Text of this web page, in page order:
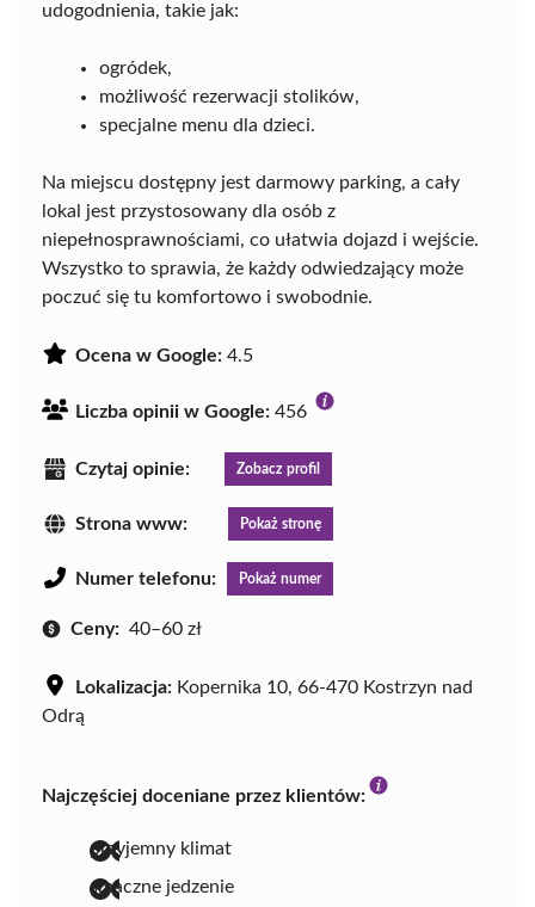
udogodnienia, takie jak:
ogródek,
możliwość rezerwacji stolików,
specjalne menu dla dzieci.
Na miejscu dostępny jest darmowy parking, a cały
lokal jest przystosowany dla osób z
niepełnosprawnościami, co ułatwia dojazd i wejście.
Wszystko to sprawia, że każdy odwiedzający może
poczuć się tu komfortowo i swobodnie.
Ocena w Google: 4.5
Liczba opinii w Google: 456
Czytaj opinie: Zobacz profil
Strona www: Pokaż stronę
Numer telefonu: Pokaż numer
Ceny: 40–60 zł
Lokalizacja: Kopernika 10, 66-470 Kostrzyn nad
Odrą
Najczęściej doceniane przez klientów:
przyjemny klimat
smaczne jedzenie